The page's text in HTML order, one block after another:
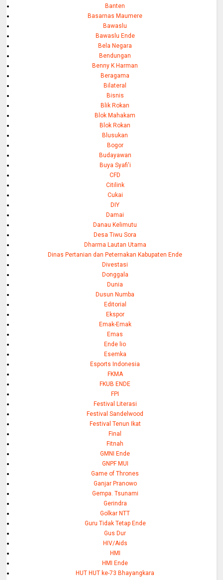
Banten
Basarnas Maumere
Bawaslu
Bawaslu Ende
Bela Negara
Bendungan
Benny K Harman
Beragama
Bilateral
Bisnis
Blik Rokan
Blok Mahakam
Blok Rokan
Blusukan
Bogor
Budayawan
Buya Syafi'i
CFD
Citilink
Cukai
DIY
Damai
Danau Kelimutu
Desa Tiwu Sora
Dharma Lautan Utama
Dinas Pertanian dan Peternakan Kabupaten Ende
Divestasi
Donggala
Dunia
Dusun Numba
Editorial
Ekspor
Emak-Emak
Emas
Ende lio
Esemka
Esports Indonesia
FKMA
FKUB ENDE
FPI
Festival Literasi
Festival Sandelwood
Festival Tenun Ikat
Final
Fitnah
GMNI Ende
GNPF MUI
Game of Thrones
Ganjar Pranowo
Gempa. Tsunami
Gerindra
Golkar NTT
Guru Tidak Tetap Ende
Gus Dur
HIV/Aids
HMI
HMI Ende
HUT HUT ke-73 Bhayangkara